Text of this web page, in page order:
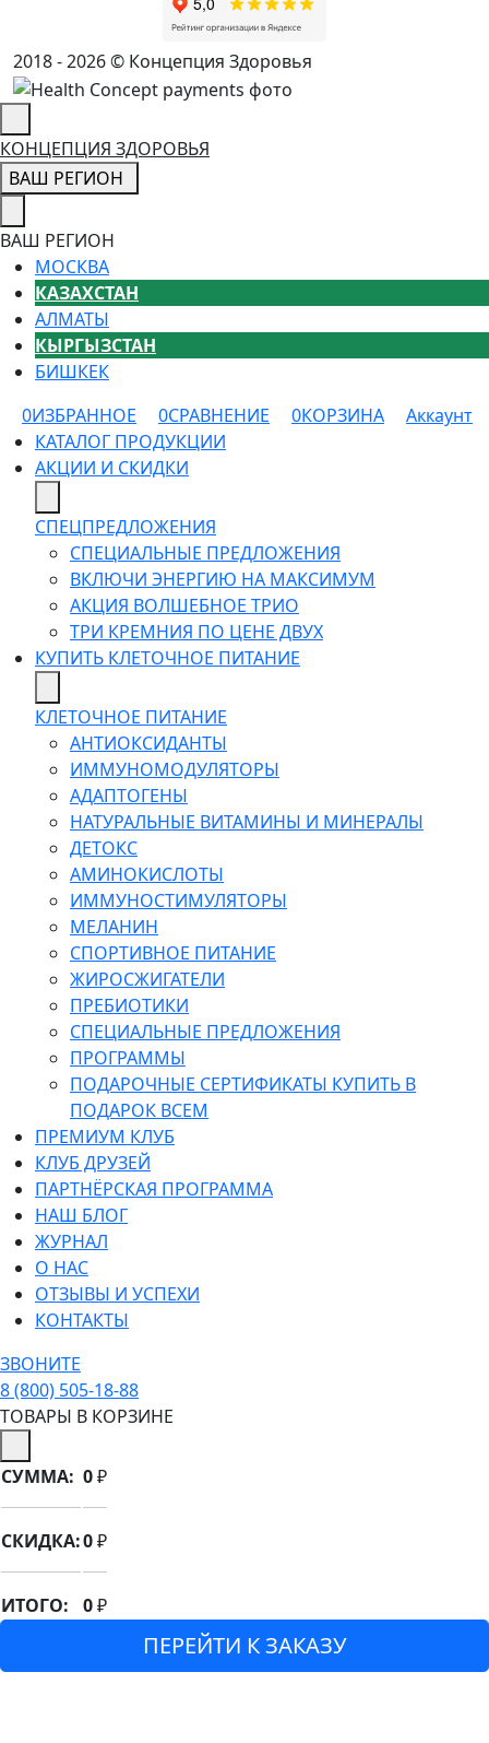
2018 - 2026 © Концепция Здоровья
КОНЦЕПЦИЯ ЗДОРОВЬЯ
ВАШ РЕГИОН
ВАШ РЕГИОН
МОСКВА
КАЗАХСТАН
АЛМАТЫ
КЫРГЫЗСТАН
БИШКЕК
0ИЗБРАННОЕ 0СРАВНЕНИЕ 0КОРЗИНА
Аккаунт
КАТАЛОГ ПРОДУКЦИИ
АКЦИИ И СКИДКИ
СПЕЦПРЕДЛОЖЕНИЯ
СПЕЦИАЛЬНЫЕ ПРЕДЛОЖЕНИЯ
ВКЛЮЧИ ЭНЕРГИЮ НА МАКСИМУМ
АКЦИЯ ВОЛШЕБНОЕ ТРИО
ТРИ КРЕМНИЯ ПО ЦЕНЕ ДВУХ
КУПИТЬ КЛЕТОЧНОЕ ПИТАНИЕ
КЛЕТОЧНОЕ ПИТАНИЕ
АНТИОКСИДАНТЫ
ИММУНОМОДУЛЯТОРЫ
АДАПТОГЕНЫ
НАТУРАЛЬНЫЕ ВИТАМИНЫ И МИНЕРАЛЫ
ДЕТОКС
АМИНОКИСЛОТЫ
ИММУНОСТИМУЛЯТОРЫ
МЕЛАНИН
СПОРТИВНОЕ ПИТАНИЕ
ЖИРОСЖИГАТЕЛИ
ПРЕБИОТИКИ
СПЕЦИАЛЬНЫЕ ПРЕДЛОЖЕНИЯ
ПРОГРАММЫ
ПОДАРОЧНЫЕ СЕРТИФИКАТЫ КУПИТЬ В
ПОДАРОК ВСЕМ
ПРЕМИУМ КЛУБ
КЛУБ ДРУЗЕЙ
ПАРТНЁРСКАЯ ПРОГРАММА
НАШ БЛОГ
ЖУРНАЛ
О НАС
ОТЗЫВЫ И УСПЕХИ
КОНТАКТЫ
ЗВОНИТЕ
8 (800) 505-18-88
ТОВАРЫ В КОРЗИНЕ
СУММА: 0₽
СКИДКА:0₽
ИТОГО: 0₽
ПЕРЕЙТИ К ЗАКАЗУ